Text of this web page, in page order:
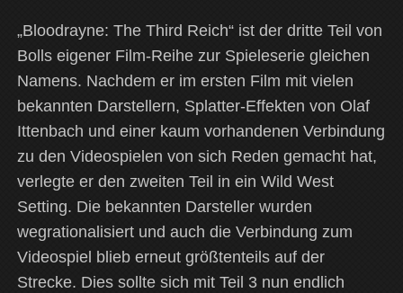
„Bloodrayne: The Third Reich“ ist der dritte Teil von
Bolls eigener Film-Reihe zur Spieleserie gleichen
Namens. Nachdem er im ersten Film mit vielen
bekannten Darstellern, Splatter-Effekten von Olaf
Ittenbach und einer kaum vorhandenen Verbindung
zu den Videospielen von sich Reden gemacht hat,
verlegte er den zweiten Teil in ein Wild West
Setting. Die bekannten Darsteller wurden
wegrationalisiert und auch die Verbindung zum
Videospiel blieb erneut größtenteils auf der
Strecke. Dies sollte sich mit Teil 3 nun endlich